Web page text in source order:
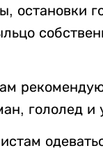
остановки
гололед и